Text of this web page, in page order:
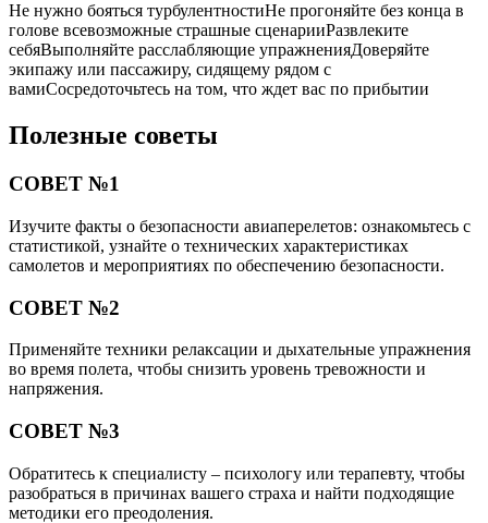
Не нужно бояться турбулентностиНе прогоняйте без конца в
голове всевозможные страшные сценарииРазвлеките
себяВыполняйте расслабляющие упражненияДоверяйте
экипажу или пассажиру, сидящему рядом с
вамиСосредоточьтесь на том, что ждет вас по прибытии
Полезные советы
СОВЕТ №1
Изучите факты о безопасности авиаперелетов: ознакомьтесь с
статистикой, узнайте о технических характеристиках
самолетов и мероприятиях по обеспечению безопасности.
СОВЕТ №2
Применяйте техники релаксации и дыхательные упражнения
во время полета, чтобы снизить уровень тревожности и
напряжения.
СОВЕТ №3
Обратитесь к специалисту – психологу или терапевту, чтобы
разобраться в причинах вашего страха и найти подходящие
методики его преодоления.